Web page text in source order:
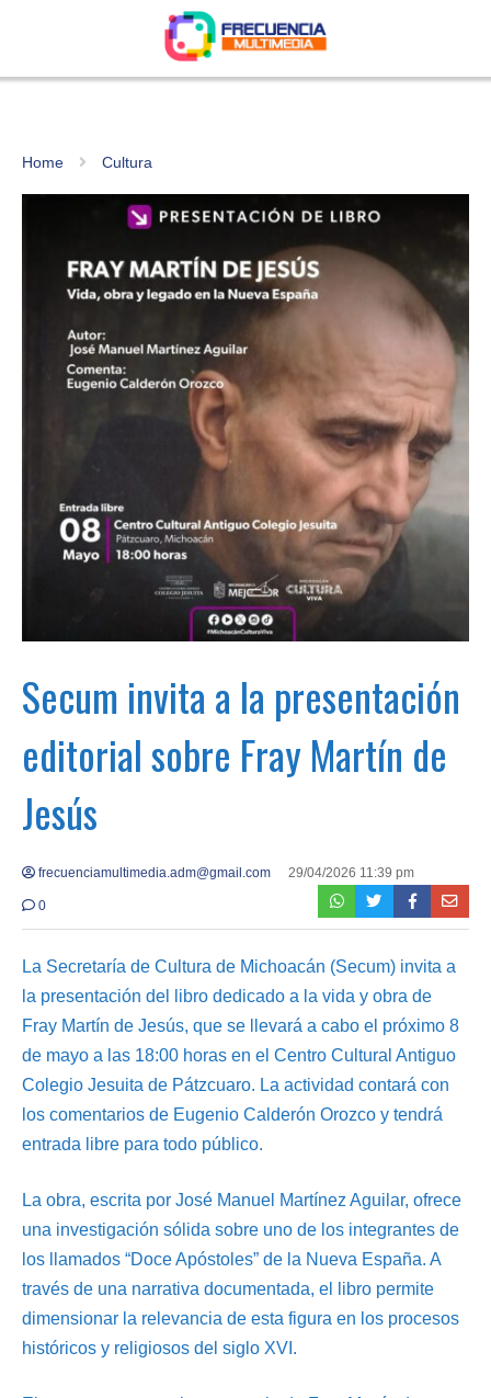
Home Cultura
Secum invita a la presentación
editorial sobre Fray Martín de
Jesús
frecuenciamultimedia.adm@gmail.com 29/04/2026 11:39 pm
0
La Secretaría de Cultura de Michoacán (Secum) invita a
la presentación del libro dedicado a la vida y obra de
Fray Martín de Jesús, que se llevará a cabo el próximo 8
de mayo a las 18:00 horas en el Centro Cultural Antiguo
Colegio Jesuita de Pátzcuaro. La actividad contará con
los comentarios de Eugenio Calderón Orozco y tendrá
entrada libre para todo público.
La obra, escrita por José Manuel Martínez Aguilar, ofrece
una investigación sólida sobre uno de los integrantes de
los llamados “Doce Apóstoles” de la Nueva España. A
través de una narrativa documentada, el libro permite
dimensionar la relevancia de esta figura en los procesos
históricos y religiosos del siglo XVI.